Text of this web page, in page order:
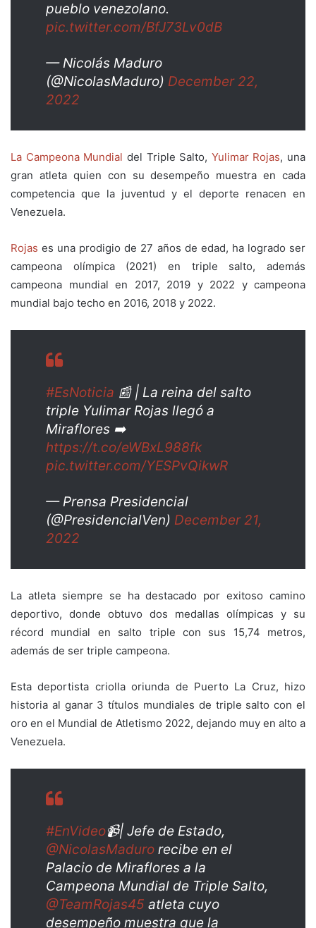
pueblo venezolano.
pic.twitter.com/BfJ73Lv0dB
— Nicolás Maduro
(@NicolasMaduro) December 22,
2022
La Campeona Mundial del Triple Salto, Yulimar Rojas, una
gran atleta quien con su desempeño muestra en cada
competencia que la juventud y el deporte renacen en
Venezuela.
Rojas es una prodigio de 27 años de edad, ha logrado ser
campeona olímpica (2021) en triple salto, además
campeona mundial en 2017, 2019 y 2022 y campeona
mundial bajo techo en 2016, 2018 y 2022.
#EsNoticia 📰 | La reina del salto
triple Yulimar Rojas llegó a
Miraflores ➡️
https://t.co/eWBxL988fk
pic.twitter.com/YESPvQikwR
— Prensa Presidencial
(@PresidencialVen) December 21,
2022
La atleta siempre se ha destacado por exitoso camino
deportivo, donde obtuvo dos medallas olímpicas y su
récord mundial en salto triple con sus 15,74 metros,
además de ser triple campeona.
Esta deportista criolla oriunda de Puerto La Cruz, hizo
historia al ganar 3 títulos mundiales de triple salto con el
oro en el Mundial de Atletismo 2022, dejando muy en alto a
Venezuela.
#EnVideo📹| Jefe de Estado,
@NicolasMaduro recibe en el
Palacio de Miraflores a la
Campeona Mundial de Triple Salto,
@TeamRojas45 atleta cuyo
desempeño muestra que la